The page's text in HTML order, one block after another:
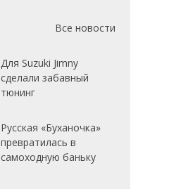
Все новости
Для Suzuki Jimny
сделали забавный
тюнинг
Русская «Буханочка»
превратилась в
самоходную баньку